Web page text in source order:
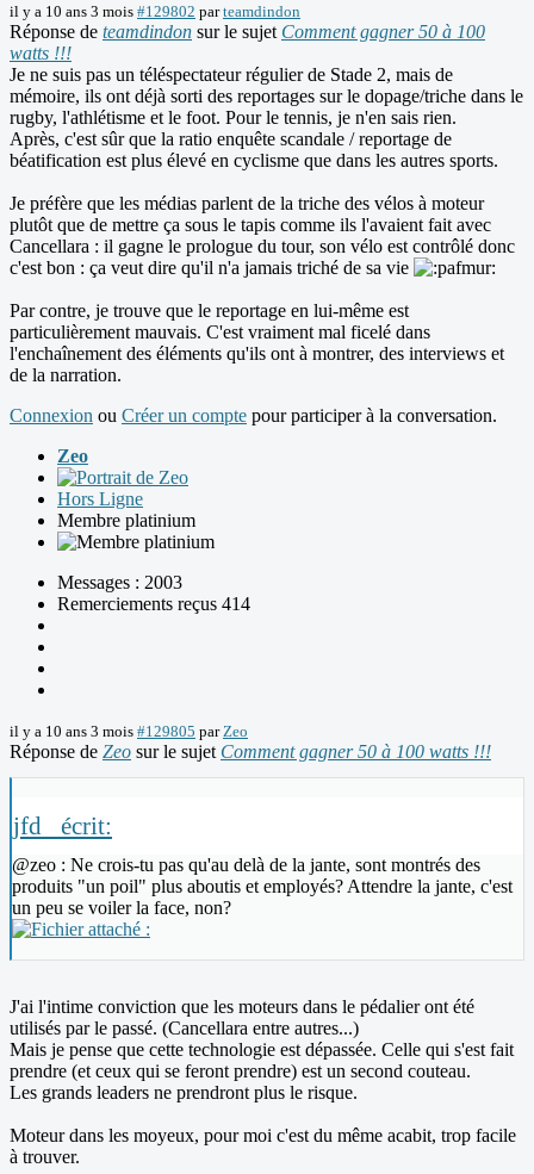
il y a 10 ans 3 mois #129802 parteamdindon
Réponse de teamdindon sur le sujet Comment gagner 50 à 100
watts !!!
Je ne suis pas un téléspectateur régulier de Stade 2, mais de
mémoire, ils ont déjà sorti des reportages sur le dopage/triche dans le
rugby, l'athlétisme et le foot. Pour le tennis, je n'en sais rien.
Après, c'est sûr que la ratio enquête scandale / reportage de
béatification est plus élevé en cyclisme que dans les autres sports.
Je préfère que les médias parlent de la triche des vélos à moteur
plutôt que de mettre ça sous le tapis comme ils l'avaient fait avec
Cancellara : il gagne le prologue du tour, son vélo est contrôlé donc
c'est bon : ça veut dire qu'il n'a jamais triché de sa vie
Par contre, je trouve que le reportage en lui-même est
particulièrement mauvais. C'est vraiment mal ficelé dans
l'enchaînement des éléments qu'ils ont à montrer, des interviews et
de la narration.
Connexion ou Créer un compte pour participer à la conversation.
Zeo
Hors Ligne
Membre platinium
Messages : 2003
Remerciements reçus 414
il y a 10 ans 3 mois #129805 par Zeo
Réponse de Zeo sur le sujet Comment gagner 50 à 100 watts !!!
jfd_ écrit:
@zeo : Ne crois-tu pas qu'au delà de la jante, sont montrés des
produits "un poil" plus aboutis et employés? Attendre la jante, c'est
un peu se voiler la face, non?
J'ai l'intime conviction que les moteurs dans le pédalier ont été
utilisés par le passé. (Cancellara entre autres...)
Mais je pense que cette technologie est dépassée. Celle qui s'est fait
prendre (et ceux qui se feront prendre) est un second couteau.
Les grands leaders ne prendront plus le risque.
Moteur dans les moyeux, pour moi c'est du même acabit, trop facile
à trouver.